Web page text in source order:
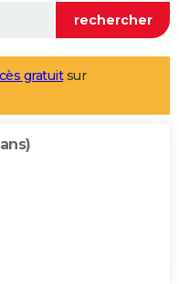
gratuitsur